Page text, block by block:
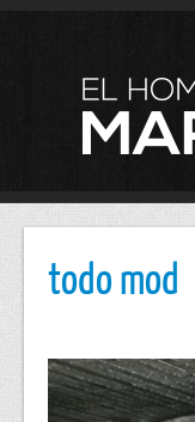
todo mod